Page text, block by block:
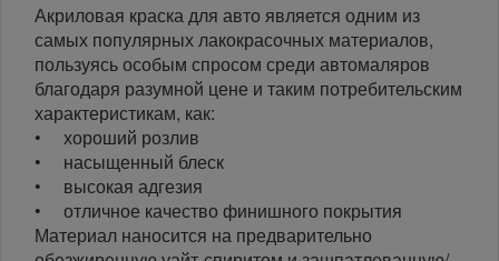
Акриловая краска для авто является одним из
самых популярных лакокрасочных материалов,
пользуясь особым спросом среди автомаляров
благодаря разумной цене и таким потребительским
характеристикам, как:
• хороший розлив
• насыщенный блеск
• высокая адгезия
• отличное качество финишного покрытия
Материал наносится на предварительно